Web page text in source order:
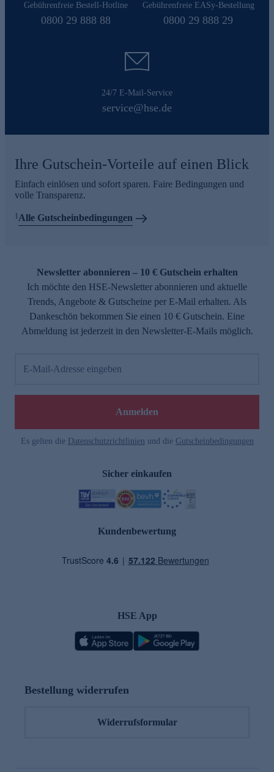
Gebührenfreie Bestell-Hotline
0800 29 888 88
Gebührenfreie EASy-Bestellung
0800 29 888 29
24/7 E-Mail-Service
service@hse.de
Ihre Gutschein-Vorteile auf einen Blick
Einfach einlösen und sofort sparen. Faire Bedingungen und
volle Transparenz.
1 Alle Gutscheinbedingungen
Newsletter abonnieren – 10 € Gutschein erhalten
Ich möchte den HSE-Newsletter abonnieren und aktuelle
Trends, Angebote & Gutscheine per E-Mail erhalten. Als
Dankeschön bekommen Sie einen 10 € Gutschein. Eine
Abmeldung ist jederzeit in den Newsletter-E-Mails möglich.
E-Mail-Adresse eingeben
Anmelden
Es gelten die Datenschutzrichtlinien und die Gutscheinbedingungen
Sicher einkaufen
Kundenbewertung
HSE App
Bestellung widerrufen
Widerrufsformular